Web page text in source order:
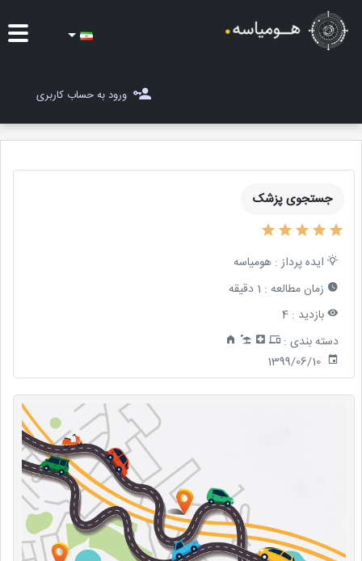
مجله هومیاسه
ورود به حساب کاربری
جستجوی پزشک
ایده پرداز :هومیاسه
زمان مطالعه : 1 دقیقه
بازدید :4
دسته بندی :
1399/06/10